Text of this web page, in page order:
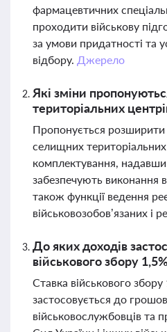
фармацевтичних
проходити військову
за умови придатності та
відбору. Джерело
Які зміни
територіальних
Пропонується
селищних територіальних
комплектування,
забезпечують виконання
також функції ведення
військовозобов’язаних і
До яких доходів
військового збору
Ставка військового
застосовується до
військовослужбовців та